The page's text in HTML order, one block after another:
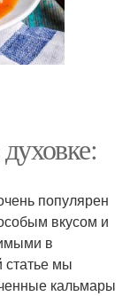
популярен
вкусом и
в
статье мы
кальмары